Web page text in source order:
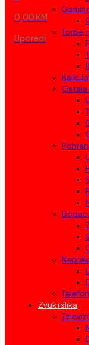
0,00 KM
Uporedi
Torbe,
Ostala
Zvuk i slika